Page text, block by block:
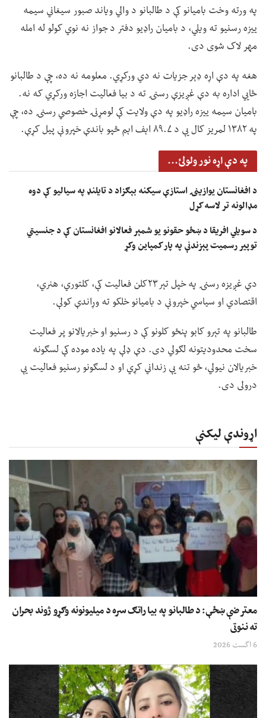
په ورته وخت بامیانو کې د طالبانو د والي ویاند صبور سیغاني سیمه
ییزه رسنیو ته ویلي، د بامیان راډیو دفتر د جواز نه نوي کولو له امله
مهر لاک شوی دی.
هغه په دې اړه ډېر جزیات نه دي ورکړي. معلومه نه ده، چې د طالبانو
ځايي اداره به دې غږیزې رسنۍ ته د بیا فعالیت اجازه ورکړي که نه.
بامیان سیمه ییزه راډیو په دې ولایت کې لومړنۍ خصوصي رسنۍ ده، چې
په ۱۳۸۲ لمریز کال یې د ۸۹.۷ اېف اېم څپو باندې خپرونې پیل کړې.
په دې اړه نور ولولئ...
د افغانستان یوازینۍ استازې سیکنه بېګزاد د تایلنډ په سیالیو کې دوه
مډالونه تر لاسه کړل
د سویلي افریقا د ښځو حقونو یو شمېر فعالانو افغانستان کې د جنسیتي
توپیر رسمیت پېزندنې په پار کمپاین وکړ
دې غږیزه رسنۍ په خپل تېر۲۳کلن فعالیت کې، کلتوري، هنري،
اقتصادي او سیاسي خپرونې د بامیانو خلکو ته وړاندې کولې.
طالبانو په تېرو کابو پنځو کلونو کې د رسنیو او خبریالانو پر فعالیت
سخت محدودیتونه لګولي دی. دې ډلې په یاده موده کې لسګونه
خبریالان نیولي، څو تنه یې زنداني کړي او د لسګونو رسنیو فعالیت یې
درولی دی.
اړوندې لیکنې
معترضې ښځې: د طالبانو په بیا راتګ سره د میلیونونه وګړو ژوند بحران
ته ننوتی
6 اگست 2026